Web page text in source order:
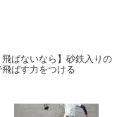
飛ばないなら】砂鉄入りの
ばす力をつける